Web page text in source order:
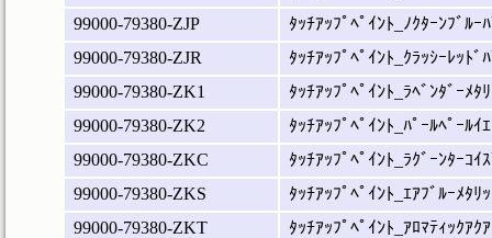
99000-79380-ZJP
ﾀｯﾁｱｯﾌﾟﾍﾟｲﾝﾄ_ﾉｸﾀｰﾝﾌﾞﾙｰ
99000-79380-ZJR
ﾀｯﾁｱｯﾌﾟﾍﾟｲﾝﾄ_ｸﾗｯｼｰﾚｯﾄﾞ
99000-79380-ZK1
ﾀｯﾁｱｯﾌﾟﾍﾟｲﾝﾄ_ﾗﾍﾞﾝﾀﾞｰﾒﾀ
99000-79380-ZK2
ﾀｯﾁｱｯﾌﾟﾍﾟｲﾝﾄ_ﾊﾟｰﾙﾍﾟｰﾙｲ
99000-79380-ZKC
ﾀｯﾁｱｯﾌﾟﾍﾟｲﾝﾄ_ﾗｸﾞｰﾝﾀｰｺｲ
99000-79380-ZKS
ﾀｯﾁｱｯﾌﾟﾍﾟｲﾝﾄ_ｴｱﾌﾞﾙｰﾒﾀﾘ
99000-79380-ZKT
ﾀｯﾁｱｯﾌﾟﾍﾟｲﾝﾄ_ｱﾛﾏﾃｨｯｸｱｸ